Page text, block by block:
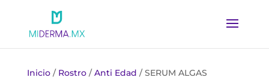
Inicio/ Rostro/Anti Edad / SERUM ALGAS